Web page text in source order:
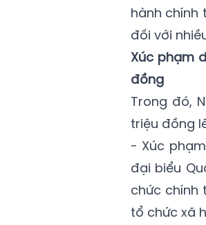
hành
đối với
Xúc phạm
đồng
Trong đó,
triệu đồng
- Xúc
đại biểu
chức chính
tổ chức xã